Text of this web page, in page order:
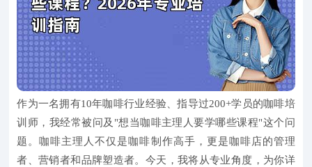
作为一名拥有10年咖啡行业经验、指导过200+学员的咖啡培
训师，我经常被问及"想当咖啡主理人要学哪些课程"这个问
题。咖啡主理人不仅是咖啡制作高手，更是咖啡店的管理
者、营销者和品牌塑造者。今天，我将从专业角度，为你详